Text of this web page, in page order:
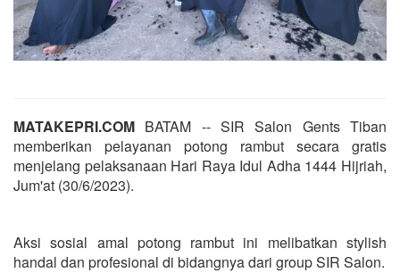
MATAKEPRI.COM BATAM -- SIR Salon Gents Tiban
memberikan pelayanan potong rambut secara gratis
menjelang pelaksanaan Hari Raya Idul Adha 1444 Hijriah,
Jum'at (30/6/2023).
Aksi sosial amal potong rambut ini melibatkan stylish
handal dan profesional di bidangnya dari group SIR Salon.